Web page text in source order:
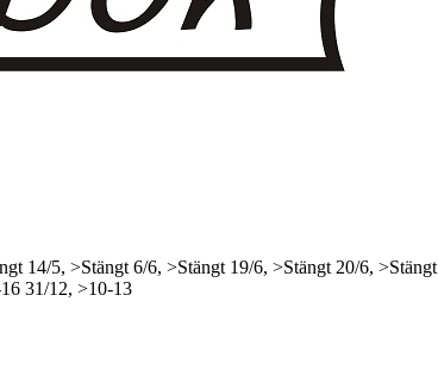
14/5, >Stängt 6/6, >Stängt 19/6, >Stängt 20/6, >Stängt
31/12, >10-13